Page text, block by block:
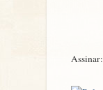
Assinar: